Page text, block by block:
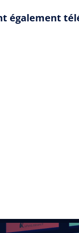
également